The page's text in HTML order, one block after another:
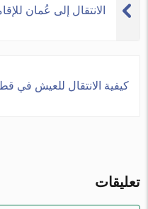
الانتقال إلى عُمان
كيفية الانتقال للعيش في
تعليقات